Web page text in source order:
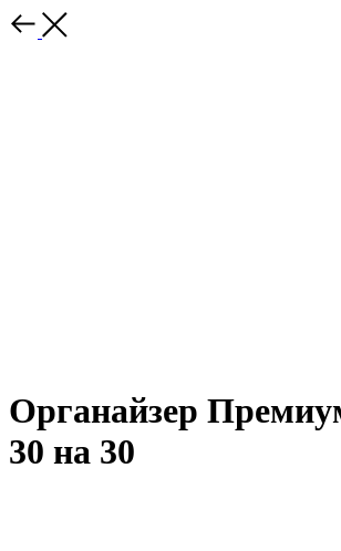
Органайзер
30 на 30